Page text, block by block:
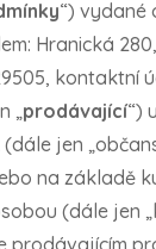
“) vydané
Hranická
kontaktní
„prodávající“)
jen
na základě
(dále jen
prodávajícím